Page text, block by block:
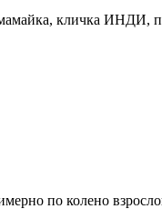
кличка ИНДИ,
по колено